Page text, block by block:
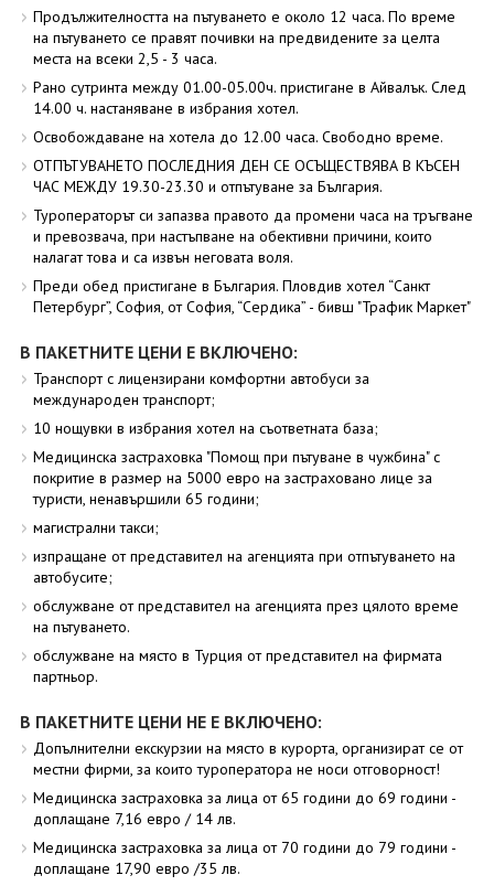
Продължителността на пътуването е около 12 часа. По време
на пътуването се правят почивки на предвидените за целта
места на всеки 2,5 - 3 часа.
Рано сутринта между 01.00-05.00ч. пристигане в Айвалък. След
14.00 ч. настаняване в избрания хотел.
Освобождаване на хотела до 12.00 часа. Свободно време.
ОТПЪТУВАНЕТО ПОСЛЕДНИЯ ДЕН СЕ ОСЪЩЕСТВЯВА В КЪСЕН
ЧАС МЕЖДУ 19.30-23.30 и отпътуване за България.
Туроператорът си запазва правото да промени часа на тръгване
и превозвача, при настъпване на обективни причини, които
налагат това и са извън неговата воля.
Преди обед пристигане в България. Пловдив хотел “Санкт
Петербург”, София, от София, “Сердика” - бивш "Трафик Маркет"
В ПАКЕТНИТЕ ЦЕНИ Е ВКЛЮЧЕНО:
Транспорт с лицензирани комфортни автобуси за
международен транспорт;
10 нощувки в избрания хотел на съответната база;
Медицинска застраховка "Помощ при пътуване в чужбина" с
покритие в размер на 5000 евро на застраховано лице за
туристи, ненавършили 65 години;
магистрални такси;
изпращане от представител на агенцията при отпътуването на
автобусите;
обслужване от представител на агенцията през цялото време
на пътуването.
обслужване на място в Турция от представител на фирмата
партньор.
В ПАКЕТНИТЕ ЦЕНИ НЕ Е ВКЛЮЧЕНО:
Допълнителни екскурзии на място в курорта, организират се от
местни фирми, за които туроператора не носи отговорност!
Медицинска застраховка за лица от 65 години до 69 години -
доплащане 7,16 евро / 14 лв.
Медицинска застраховка за лица от 70 години до 79 години -
доплащане 17,90 евро /35 лв.